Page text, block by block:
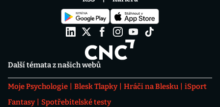
Další témata z našich webů
Moje Psychologie Blesk Tlapky Hráči na Blesku
iSport
Fantasy
Spotřebitelské testy